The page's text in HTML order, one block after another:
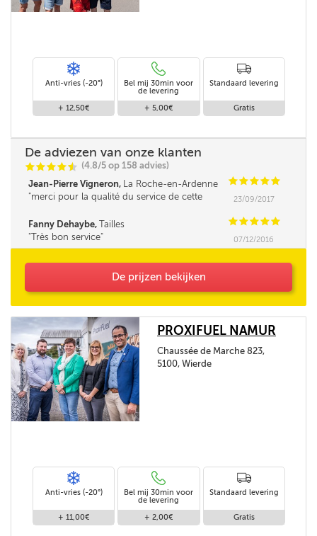
Anti-vries (-20°)
+ 12,50€
Bel mij 30min voor
de levering
+ 5,00€
Standaard levering
Gratis
De adviezen van onze klanten
CCCCi
@ (4.8/5 op 158 advies)
Jean-Pierre Vigneron, La Roche-en-Ardenne CCCCC
merci pour la qualité du service de cette
23/09/2017
Fanny Dehaybe, Tailles CCCCC
Très bon service
07/12/2016
De prijzen bekijken
PROXIFUEL NAMUR
Chaussée de Marche 823,
5100, Wierde
Anti-vries (-20°)
+ 11,00€
Bel mij 30min voor
de levering
+ 2,00€
Standaard levering
Gratis